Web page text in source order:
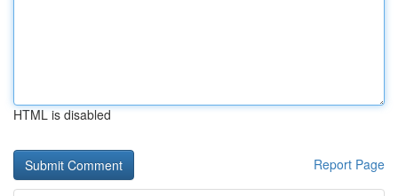
HTML is disabled
Report Page